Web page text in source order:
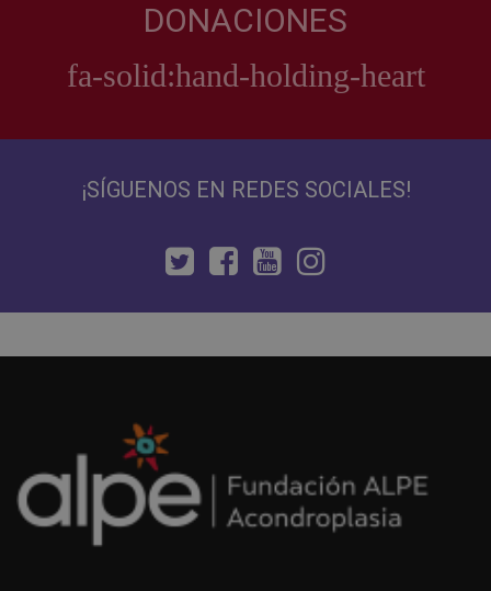
DONACIONES
¡SÍGUENOS EN REDES SOCIALES!